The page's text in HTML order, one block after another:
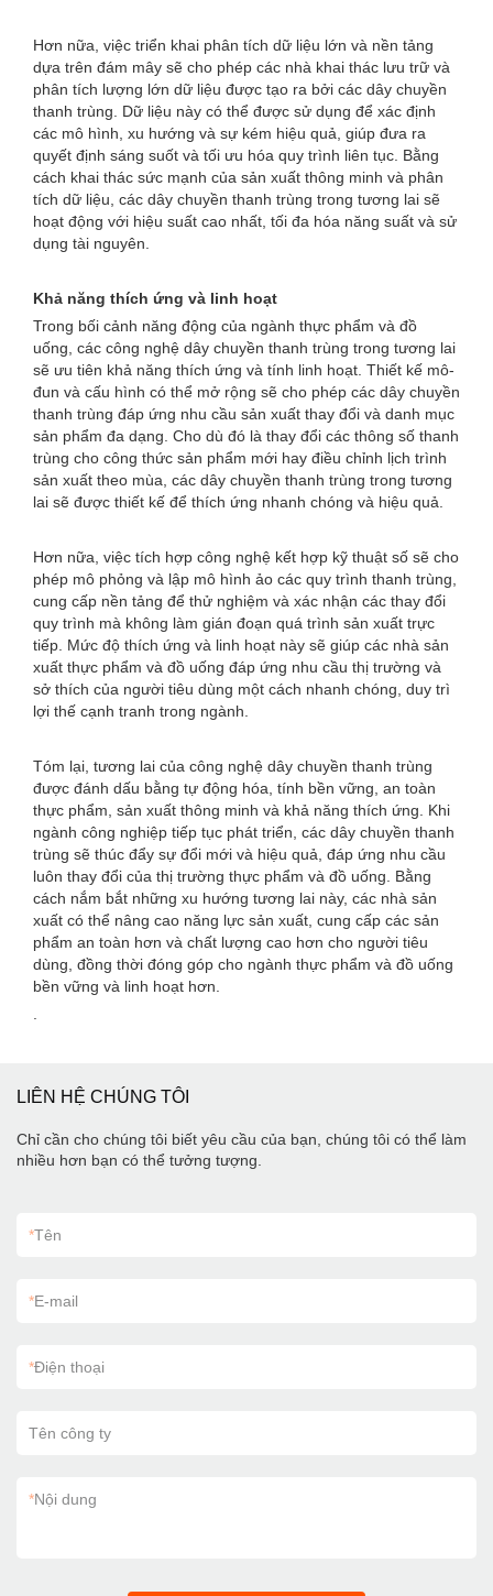
Hơn nữa, việc triển khai phân tích dữ liệu lớn và nền tảng
dựa trên đám mây sẽ cho phép các nhà khai thác lưu trữ và
phân tích lượng lớn dữ liệu được tạo ra bởi các dây chuyền
thanh trùng. Dữ liệu này có thể được sử dụng để xác định
các mô hình, xu hướng và sự kém hiệu quả, giúp đưa ra
quyết định sáng suốt và tối ưu hóa quy trình liên tục. Bằng
cách khai thác sức mạnh của sản xuất thông minh và phân
tích dữ liệu, các dây chuyền thanh trùng trong tương lai sẽ
hoạt động với hiệu suất cao nhất, tối đa hóa năng suất và sử
dụng tài nguyên.
Khả năng thích ứng và linh hoạt
Trong bối cảnh năng động của ngành thực phẩm và đồ
uống, các công nghệ dây chuyền thanh trùng trong tương lai
sẽ ưu tiên khả năng thích ứng và tính linh hoạt. Thiết kế mô-
đun và cấu hình có thể mở rộng sẽ cho phép các dây chuyền
thanh trùng đáp ứng nhu cầu sản xuất thay đổi và danh mục
sản phẩm đa dạng. Cho dù đó là thay đổi các thông số thanh
trùng cho công thức sản phẩm mới hay điều chỉnh lịch trình
sản xuất theo mùa, các dây chuyền thanh trùng trong tương
lai sẽ được thiết kế để thích ứng nhanh chóng và hiệu quả.
Hơn nữa, việc tích hợp công nghệ kết hợp kỹ thuật số sẽ cho
phép mô phỏng và lập mô hình ảo các quy trình thanh trùng,
cung cấp nền tảng để thử nghiệm và xác nhận các thay đổi
quy trình mà không làm gián đoạn quá trình sản xuất trực
tiếp. Mức độ thích ứng và linh hoạt này sẽ giúp các nhà sản
xuất thực phẩm và đồ uống đáp ứng nhu cầu thị trường và
sở thích của người tiêu dùng một cách nhanh chóng, duy trì
lợi thế cạnh tranh trong ngành.
Tóm lại, tương lai của công nghệ dây chuyền thanh trùng
được đánh dấu bằng tự động hóa, tính bền vững, an toàn
thực phẩm, sản xuất thông minh và khả năng thích ứng. Khi
ngành công nghiệp tiếp tục phát triển, các dây chuyền thanh
trùng sẽ thúc đẩy sự đổi mới và hiệu quả, đáp ứng nhu cầu
luôn thay đổi của thị trường thực phẩm và đồ uống. Bằng
cách nắm bắt những xu hướng tương lai này, các nhà sản
xuất có thể nâng cao năng lực sản xuất, cung cấp các sản
phẩm an toàn hơn và chất lượng cao hơn cho người tiêu
dùng, đồng thời đóng góp cho ngành thực phẩm và đồ uống
bền vững và linh hoạt hơn.
LIÊN HỆ CHÚNG TÔI
Chỉ cần cho chúng tôi biết yêu cầu của bạn, chúng tôi có thể làm
nhiều hơn bạn có thể tưởng tượng.
*Tên
*E-mail
*Điện thoại
Tên công ty
*Nội dung